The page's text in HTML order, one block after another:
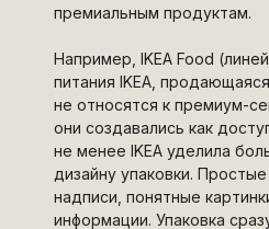
премиальным продуктам.
Например, IKEA Food
питания IKEA,
не относятся к премиум-
они создавались как
не менее IKEA уделила
дизайну упаковки.
надписи, понятные
информации. Упаковка